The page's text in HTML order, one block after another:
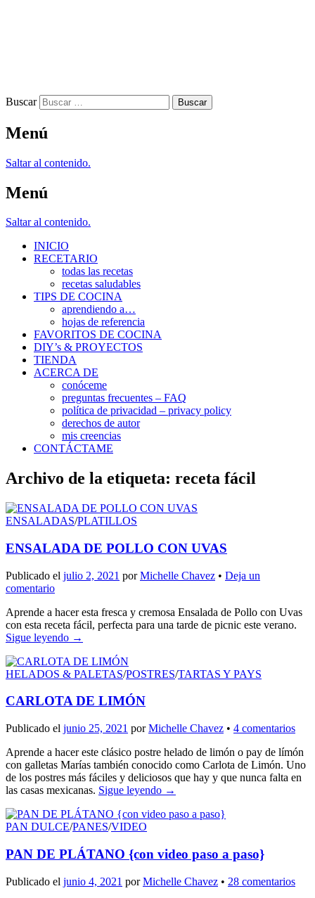
Buscar
Menú
Saltar al contenido.
Menú
Saltar al contenido.
INICIO
RECETARIO
todas las recetas
recetas saludables
TIPS DE COCINA
aprendiendo a…
hojas de referencia
FAVORITOS DE COCINA
DIY’s & PROYECTOS
TIENDA
ACERCA DE
conóceme
preguntas frecuentes – FAQ
política de privacidad – privacy policy
derechos de autor
mis creencias
CONTÁCTAME
Archivo de la etiqueta: receta fácil
ENSALADAS/PLATILLOS
ENSALADA DE POLLO CON UVAS
Publicado el julio 2, 2021 porMichelle Chavez • Deja un
comentario
Aprende a hacer esta fresca y cremosa Ensalada de Pollo con Uvas
con esta receta fácil, perfecta para una tarde de picnic este verano.
Sigue leyendo →
HELADOS & PALETAS/POSTRES/TARTAS Y PAYS
CARLOTA DE LIMÓN
Publicado el junio 25, 2021 porMichelle Chavez • 4 comentarios
Aprende a hacer este clásico postre helado de limón o pay de límón
con galletas Marías también conocido como Carlota de Limón. Uno
de los postres más fáciles y deliciosos que hay y que nunca falta en
las casas mexicanas. Sigue leyendo →
PAN DULCE/PANES/VIDEO
PAN DE PLÁTANO {con video paso a paso}
Publicado el junio 4, 2021 porMichelle Chavez • 28 comentarios